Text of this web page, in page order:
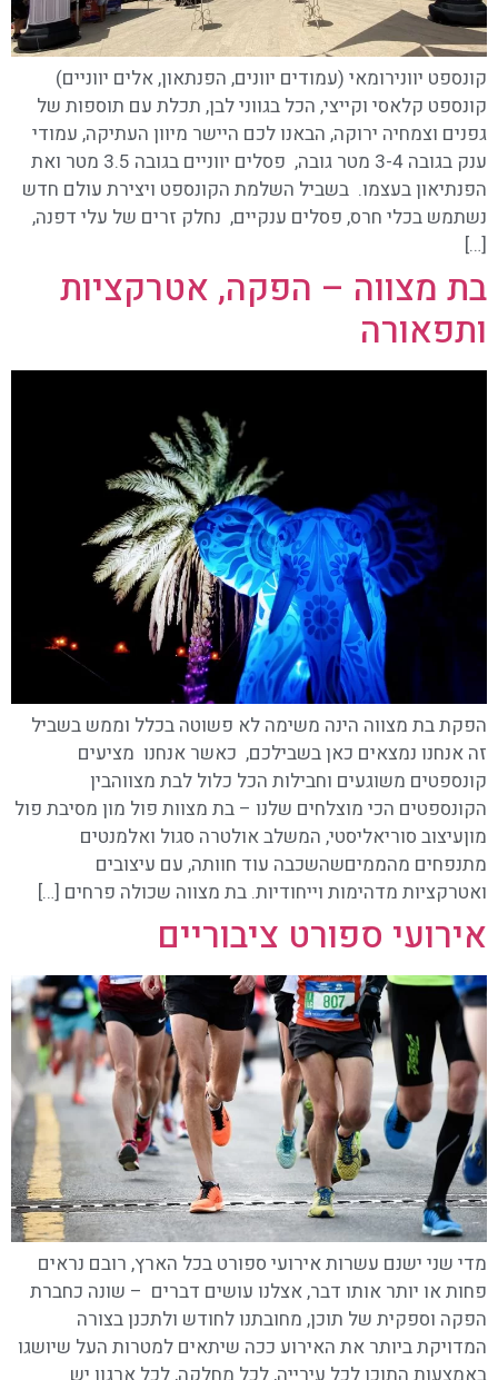
קונספט יוונירומאי (עמודים יוונים, הפנתאון, אלים יווניים)
קונספט קלאסי וקייצי, הכל בגווני לבן, תכלת עם תוספות של
גפנים וצמחיה ירוקה, הבאנו לכם היישר מיוון העתיקה, עמודי
ענק בגובה 3-4 מטר גובה, פסלים יווניים בגובה 3.5 מטר ואת
הפנתיאון בעצמו. בשביל השלמת הקונספט ויצירת עולם חדש
נשתמש בכלי חרס, פסלים ענקיים, נחלק זרים של עלי דפנה,
[…]
בת מצווה – הפקה, אטרקציות
ותפאורה
הפקת בת מצווה הינה משימה לא פשוטה בכלל וממש בשביל
זה אנחנו נמצאים כאן בשבילכם, כאשר אנחנו מציעים
קונספטים משוגעים וחבילות הכל כלול לבת מצווהבין
הקונספטים הכי מוצלחים שלנו – בת מצוות פול מון מסיבת פול
מוןעיצוב סוריאליסטי, המשלב אולטרה סגול ואלמנטים
מתנפחים מהממיםשהשכבה עוד חוותה, עם עיצובים
ואטרקציות מדהימות וייחודיות. בת מצווה שכולה פרחים […]
אירועי ספורט ציבוריים
מדי שני ישנם עשרות אירועי ספורט בכל הארץ, רובם נראים
פחות או יותר אותו דבר, אצלנו עושים דברים – שונה כחברת
הפקה וספקית של תוכן, מחובתנו לחודש ולתכנן בצורה
המדויקת ביותר את האירוע ככה שיתאים למטרות העל שיושגו